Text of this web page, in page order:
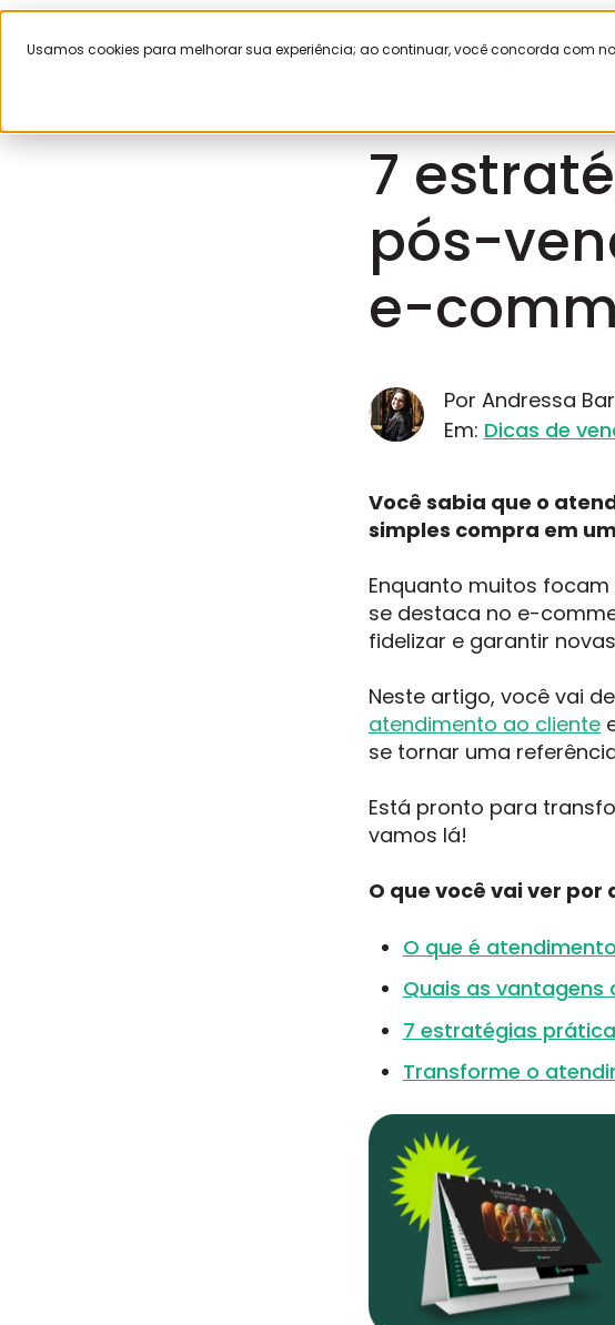
Usamos cookies para melhorar sua experiência; ao continuar, você concorda com
7
pós-
e-
Por Andressa
Em: Dicas de
Você sabia que o
simples compra em
Enquanto muitos
se destaca no e-
fidelizar e garantir
Neste artigo, você vai
atendimento ao cliente
se tornar uma
Está pronto para
vamos lá!
O que você vai ver por
O que é
Quais as
7 estratégias
Transforme o